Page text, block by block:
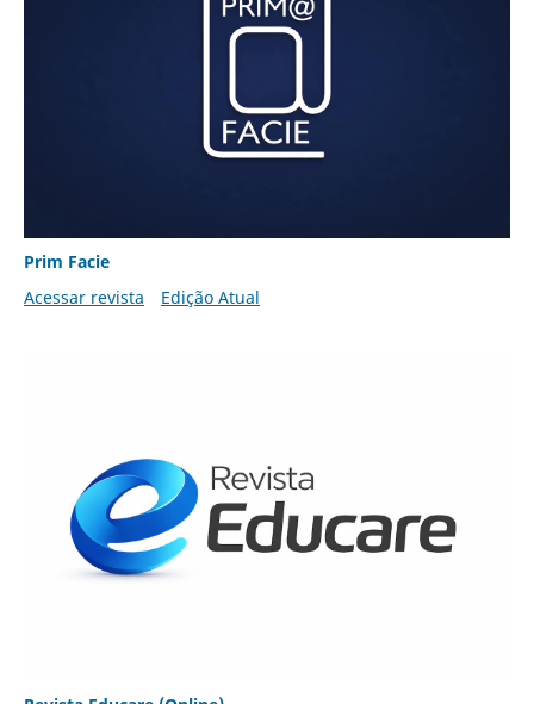
Prim Facie
Acessar revista
Edição Atual